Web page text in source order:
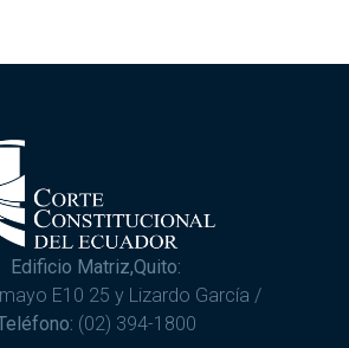
Edificio Matriz,Quito:
E10 25 y Lizardo García /
(02) 394-1800